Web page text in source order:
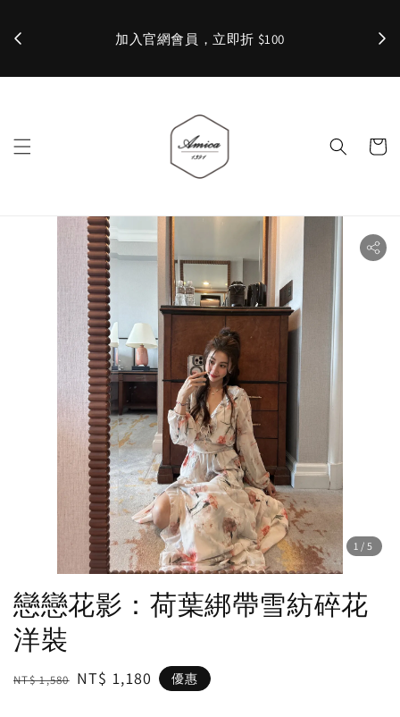
加入官網會員，立即折 $100 ✨
1 /5
戀戀花影：荷葉綁帶雪紡碎花
洋裝
Regular
NT$ 1,580 Sale
NT$ 1,180 優惠